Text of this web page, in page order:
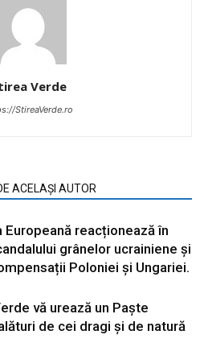
Verde
StireaVerde.ro
ACELAȘI AUTOR
Europeană reacționează în
grânelor ucrainiene și
Poloniei și Ungariei.
vă urează un Paște
de cei dragi și de natură